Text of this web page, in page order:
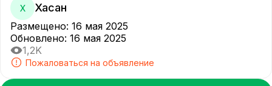
Х Хасан
Размещено: 16 мая 2025
Обновлено: 16 мая 2025
1,2K
Пожаловаться на объявление